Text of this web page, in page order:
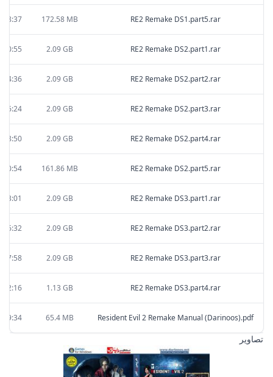
RE2 Remake DS1.part5.rar
172.58 MB
RE2 Remake DS2.part1.rar
2.09 GB
RE2 Remake DS2.part2.rar
2.09 GB
RE2 Remake DS2.part3.rar
2.09 GB
RE2 Remake DS2.part4.rar
2.09 GB
RE2 Remake DS2.part5.rar
161.86 MB
RE2 Remake DS3.part1.rar
2.09 GB
RE2 Remake DS3.part2.rar
2.09 GB
RE2 Remake DS3.part3.rar
2.09 GB
RE2 Remake DS3.part4.rar
1.13 GB
Resident Evil 2 Remake Manual (Darinoos).pdf
65.4 MB
تصاویر